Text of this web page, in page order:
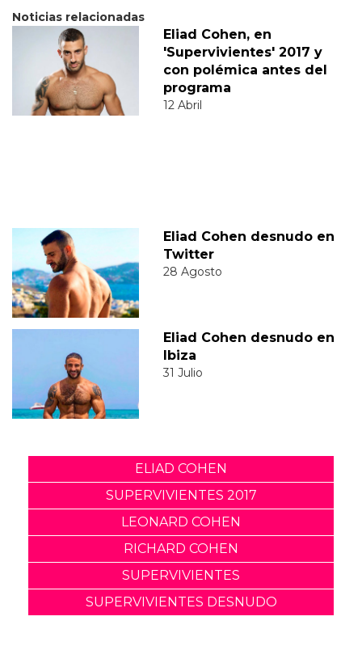
Noticias relacionadas
Eliad Cohen, en
'Supervivientes' 2017 y
con polémica antes del
programa
12 Abril
Eliad Cohen desnudo en
Twitter
28 Agosto
Eliad Cohen desnudo en
Ibiza
31 Julio
ELIAD COHEN
SUPERVIVIENTES 2017
LEONARD COHEN
RICHARD COHEN
SUPERVIVIENTES
SUPERVIVIENTES DESNUDO